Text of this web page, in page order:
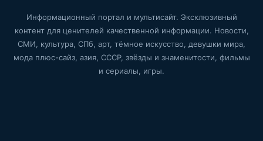
Информационный портал и мультисайт. Эксклюзивный
контент для ценителей качественной информации. Новости,
СМИ, культура, СПб, арт, тёмное искусство, девушки мира,
мода плюс-сайз, азия, СССР, звёзды и знаменитости, фильмы
и сериалы, игры.